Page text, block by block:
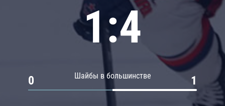
1:4
Шайбы в большинстве
0 1